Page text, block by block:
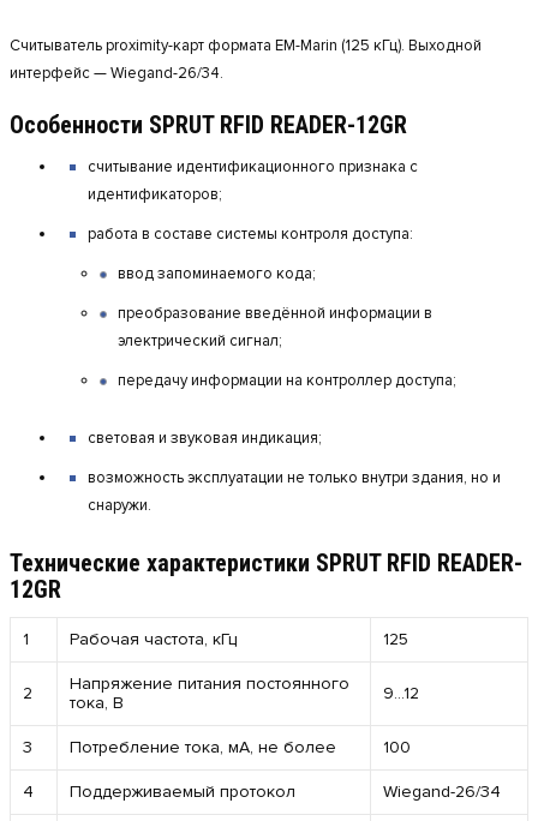
Считыватель proximity-карт формата EM-Marin (125 кГц). Выходной
интерфейс — Wiegand-26/34.
Особенности SPRUT RFID READER-12GR
считывание идентификационного признака с
идентификаторов;
работа в составе системы контроля доступа:
ввод запоминаемого кода;
преобразование введённой информации в
электрический сигнал;
передачу информации на контроллер доступа;
световая и звуковая индикация;
возможность эксплуатации не только внутри здания, но и
снаружи.
Технические характеристики SPRUT RFID READER-
12GR
1 Рабочая частота, кГц 125
2
Напряжение питания постоянного
тока, В
9…12
3 Потребление тока, мА, не более 100
4 Поддерживаемый протокол Wiegand-26/34